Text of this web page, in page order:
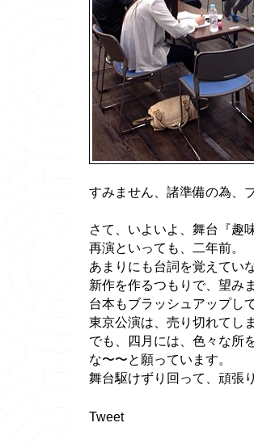
すみません、諸準備の為、
さて、いよいよ、舞台『趣
再演といっても、二年前。
あまりにも台詞を覚えてい
新作を作るつもりで、望みま
台本もブラッシュアップし
東京公演は、売り切れて
でも、四月には、色々な所
な〜〜と願っています。
舞台駆けずり回って、頑張
Tweet